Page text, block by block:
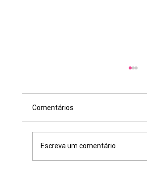
Comentários
Escreva um comentário